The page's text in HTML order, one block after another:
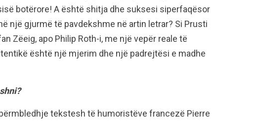
botërore! A është shitja dhe suksesi siperfaqësor
një gjurmë të pavdekshme në artin letrar? Si Prusti
Zëeig, apo Philip Roth-i, me një vepër reale të
është një mjerim dhe një padrejtësi e madhe
tekstesh të humoristëve francezë Pierre